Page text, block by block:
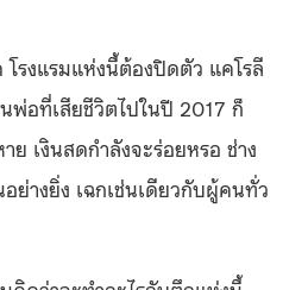
รงแรมแห่งนี้ต้องปิดตัว แคโรลี
อที่เสียชีวิตไปในปี 2017 ก็
เงินสดกำลังจะร่อยหรอ ช่าง
อย่างยิ่ง เฉกเช่นเดียวกับผู้คนทั่ว